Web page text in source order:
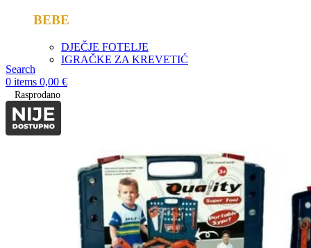
BEBE
DJEČJE FOTELJE
IGRAČKE ZA KREVETIĆ
Search
0 items 0,00 €
Rasprodano